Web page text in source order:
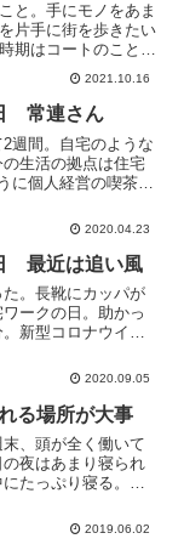
と。手にモノをあま
片手に街を歩きたい
期はコートのことな
いなことに...2021.10.16
常連さん
週間。自宅のような
生活の拠点は住宅
に個人経営の喫茶店
も徒歩20分はかか
ンイレブンにお世
。...
2020.04.23
最近は追い風
。長靴にカッパが
ークの日。助かっ
新型コロナウイル
、ありがたい話。気
ところで...
2020.09.05
る場所が大事
、頭が全く働いて
夜はあまり寝られ
たっぷり寝る。名
出は1つもない。土曜
2019.06.02